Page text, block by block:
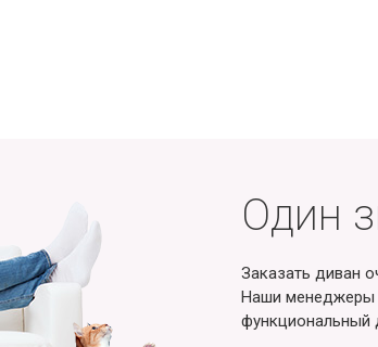
Один
Заказать диван
Наши менеджеры
функциональный